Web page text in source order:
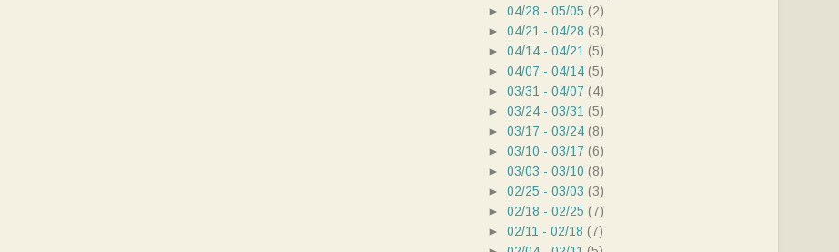
► 04/28 - 05/05 (2)
► 04/21 - 04/28 (3)
► 04/14 - 04/21 (5)
► 04/07 - 04/14 (5)
► 03/31 - 04/07 (4)
► 03/24 - 03/31 (5)
► 03/17 - 03/24 (8)
► 03/10 - 03/17 (6)
► 03/03 - 03/10 (8)
► 02/25 - 03/03 (3)
► 02/18 - 02/25 (7)
► 02/11 - 02/18 (7)